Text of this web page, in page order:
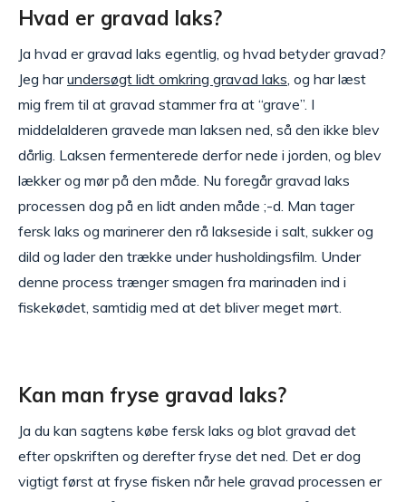
Hvad er gravad laks?
Ja hvad er gravad laks egentlig, og hvad betyder gravad?
Jeg harundersøgt lidt omkring gravad laks, og har læst
mig frem til at gravad stammer fra at “grave”. I
middelalderen gravede man laksen ned, så den ikke blev
dårlig. Laksen fermenterede derfor nede i jorden, og blev
lækker og mør på den måde. Nu foregår gravad laks
processen dog på en lidt anden måde ;-d. Man tager
fersk laks og marinerer den rå lakseside i salt, sukker og
dild og lader den trække under husholdingsfilm. Under
denne process trænger smagen fra marinaden ind i
fiskekødet, samtidig med at det bliver meget mørt.
Kan man fryse gravad laks?
Ja du kan sagtens købe fersk laks og blot gravad det
efter opskriften og derefter fryse det ned. Det er dog
vigtigt først at fryse fisken når hele gravad processen er